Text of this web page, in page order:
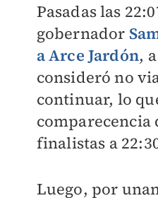
Pasadas las
gobernador
a Arce Jardón,
consideró no
continuar, lo
comparecencia
finalistas a
Luego, por